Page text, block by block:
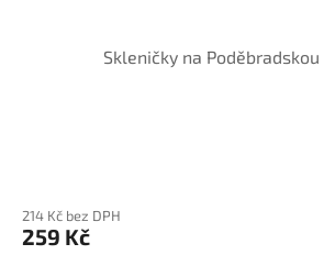
Skleničky na
214 Kč bez DPH
259 Kč